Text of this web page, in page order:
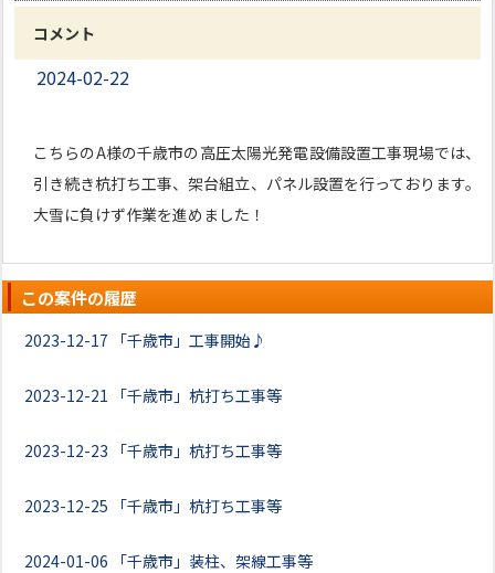
コメント
2024-02-22
こちらのA様の千歳市の高圧太陽光発電設備設置工事現場では、
引き続き杭打ち工事、架台組立、パネル設置を行っております。
大雪に負けず作業を進めました！
この案件の履歴
2023-12-17 「千歳市」工事開始♪
2023-12-21 「千歳市」杭打ち工事等
2023-12-23 「千歳市」杭打ち工事等
2023-12-25 「千歳市」杭打ち工事等
2024-01-06 「千歳市」装柱、架線工事等